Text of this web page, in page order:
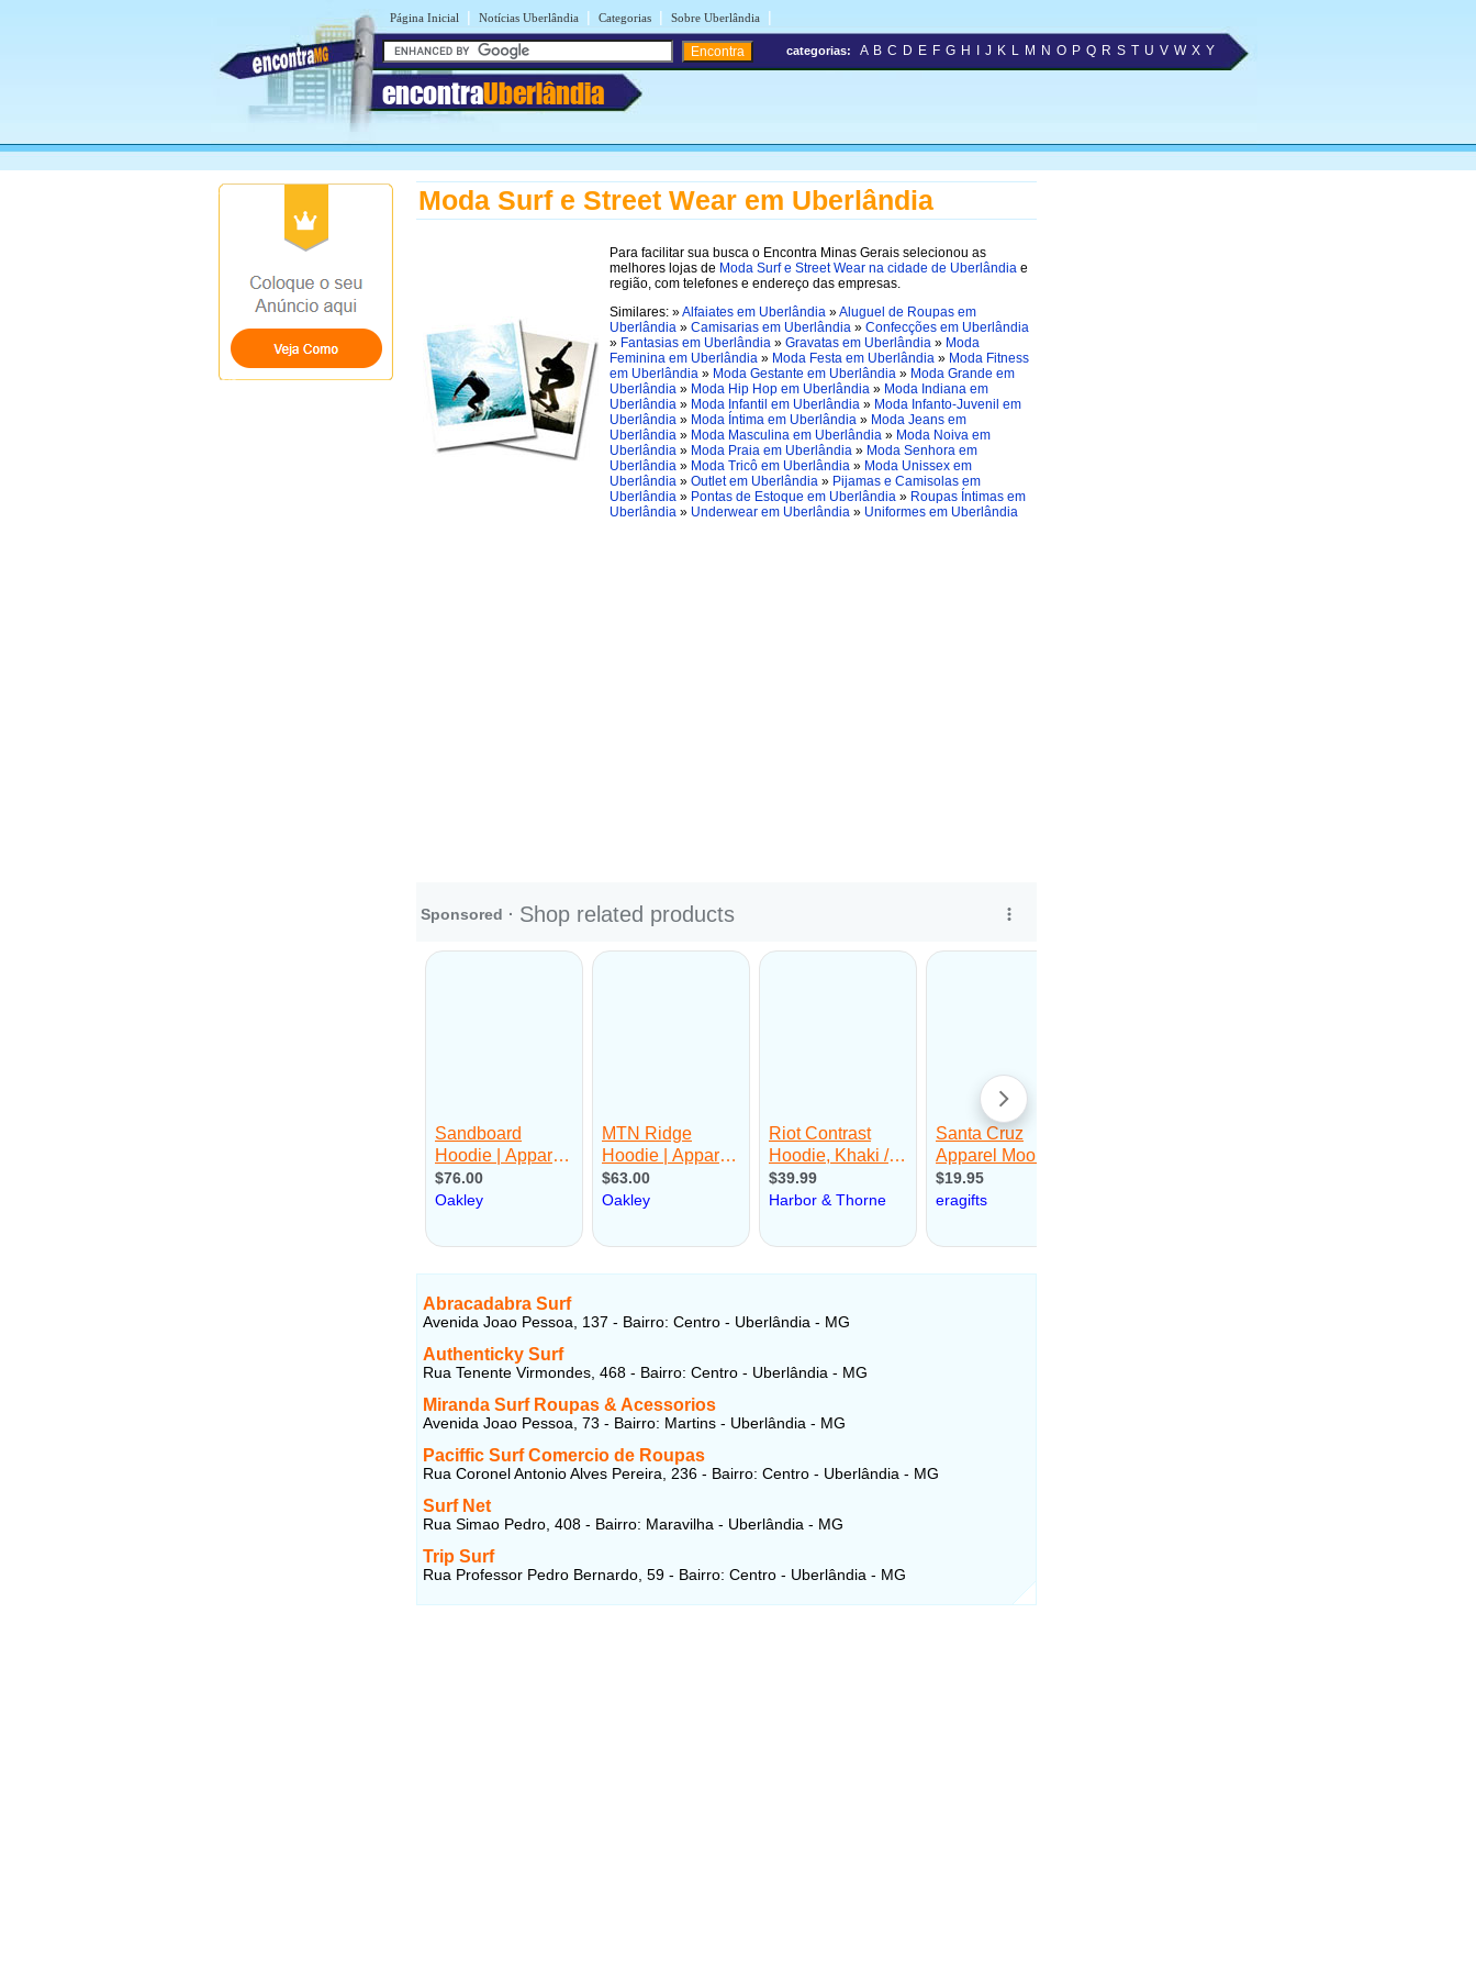
Página Inicial | Notícias Uberlândia | Categorias | Sobre Uberlândia |
encontraUberlândia
categorias: A B C D E F G H J K L M N O P Q R S T U V W X Y
Moda Surf e Street Wear em Uberlândia
Para facilitar sua busca o Encontra Minas Gerais selecionou as
melhores lojas de Moda Surf e Street Wear na cidade de Uberlândia e
região, com telefones e endereço das empresas.
Similares: »Alfaiates em Uberlândia »Aluguel de Roupas em
Uberlândia » Camisarias em Uberlândia » Confecções em Uberlândia
» Fantasias em Uberlândia » Gravatas em Uberlândia » Moda
Feminina em Uberlândia » Moda Festa em Uberlândia » Moda Fitness
em Uberlândia » Moda Gestante em Uberlândia » Moda Grande em
Uberlândia » Moda Hip Hop em Uberlândia » Moda Indiana em
Uberlândia » Moda Infantil em Uberlândia » Moda Infanto-Juvenil em
Uberlândia » Moda Íntima em Uberlândia » Moda Jeans em
Uberlândia » Moda Masculina em Uberlândia » Moda Noiva em
Uberlândia » Moda Praia em Uberlândia » Moda Senhora em
Uberlândia » Moda Tricô em Uberlândia » Moda Unissex em
Uberlândia » Outlet em Uberlândia » Pijamas e Camisolas em
Uberlândia » Pontas de Estoque em Uberlândia » Roupas Íntimas em
Uberlândia » Underwear em Uberlândia » Uniformes em Uberlândia
Abracadabra Surf
Avenida Joao Pessoa, 137 - Bairro: Centro - Uberlândia - MG
Authenticky Surf
Rua Tenente Virmondes, 468 - Bairro: Centro - Uberlândia - MG
Miranda Surf Roupas & Acessorios
Avenida Joao Pessoa, 73 - Bairro: Martins - Uberlândia - MG
Paciffic Surf Comercio de Roupas
Rua Coronel Antonio Alves Pereira, 236 - Bairro: Centro - Uberlândia - MG
Surf Net
Rua Simao Pedro, 408 - Bairro: Maravilha - Uberlândia - MG
Trip Surf
Rua Professor Pedro Bernardo, 59 - Bairro: Centro - Uberlândia - MG